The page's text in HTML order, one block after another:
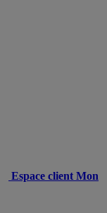
Espace client Mon